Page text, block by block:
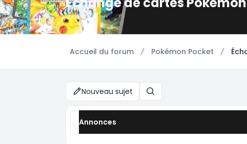
Accueil du forum Pokémon Pocket
Nouveau sujet Rechercher
Annonces